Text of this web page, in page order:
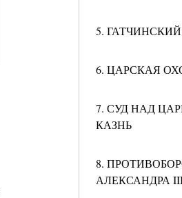
5.
6. ЦАРСКАЯ
7. СУД НАД
КАЗНЬ
8.
АЛЕКСАНДРА